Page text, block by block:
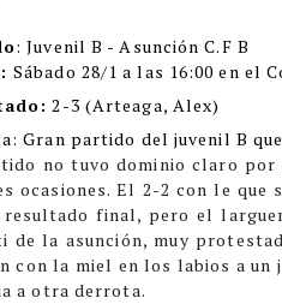
: Juvenil B - Asunción C.F B
Sábado 28/1 a las 16:00 en el
2-3 (Arteaga, Alex)
: Gran partido del juvenil B
no tuvo dominio claro por
ocasiones. El 2-2 con le
final, pero el
de la asunción, muy
con la miel en los labios a un
a otra derrota.